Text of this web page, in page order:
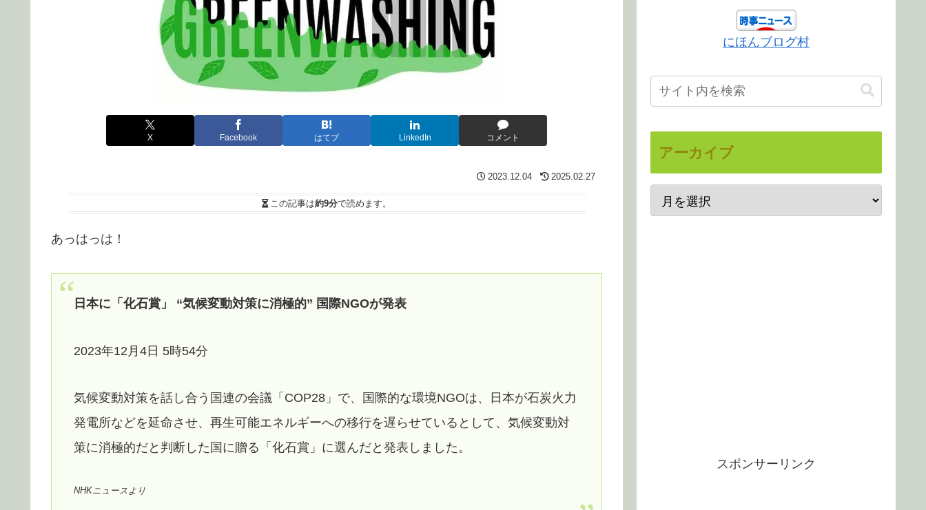
X Facebook はてブ LinkedIn コメント
2023.12.04 2025.02.27
この記事は約9分で読めます。
あっはっは！
日本に「化石賞」 “気候変動対策に消極的” 国際NGOが発表
2023年12月4日 5時54分
気候変動対策を話し合う国連の会議「COP28」で、国際的な環境NGOは、日本が石炭火力
発電所などを延命させ、再生可能エネルギーへの移行を遅らせているとして、気候変動対
策に消極的だと判断した国に贈る「化石賞」に選んだと発表しました。
NHKニュースより
にほんブログ村
アーカイブ
スポンサーリンク